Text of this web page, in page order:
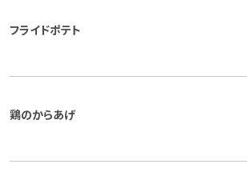
フライドポテト
鶏のからあげ